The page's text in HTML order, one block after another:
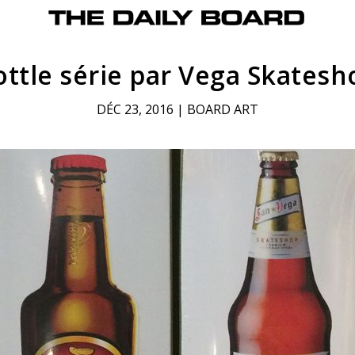
série par Vega
DÉC 23, 2016 | BOARD ART